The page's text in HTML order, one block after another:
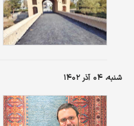
می‌کند.
شنبه، ۰۴ آذر ۱۴۰۲